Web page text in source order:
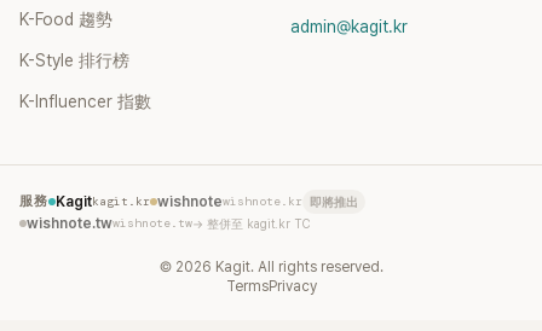
K-Food 趨勢
K-Style 排行榜
K-Influencer 指數
admin@kagit.kr
服務 Kagitkagit.kr wishnotewishnote.kr 即將推出
wishnote.twwishnote.tw→ 整併至 kagit.kr TC
© 2026 Kagit. All rights reserved.
TermsPrivacy